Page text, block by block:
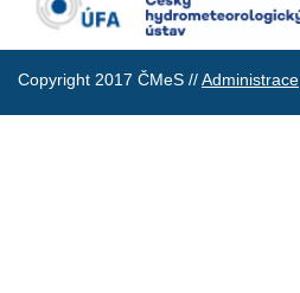
Copyright 2017 ČMeS //Administrace